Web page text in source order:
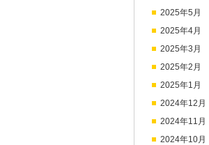
2025年5月
2025年4月
2025年3月
2025年2月
2025年1月
2024年12月
2024年11月
2024年10月